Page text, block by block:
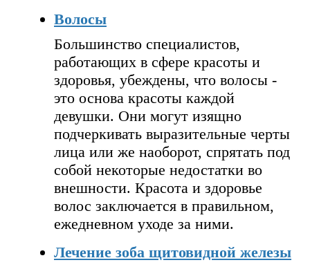
Волосы
Большинство специалистов,
работающих в сфере красоты и
здоровья, убеждены, что волосы -
это основа красоты каждой
девушки. Они могут изящно
подчеркивать выразительные черты
лица или же наоборот, спрятать под
собой некоторые недостатки во
внешности. Красота и здоровье
волос заключается в правильном,
ежедневном уходе за ними.
Лечение зоба щитовидной железы